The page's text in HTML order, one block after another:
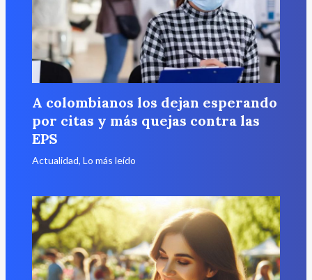
A colombianos los dejan esperando
por citas y más quejas contra las
EPS
Actualidad, Lo más leído